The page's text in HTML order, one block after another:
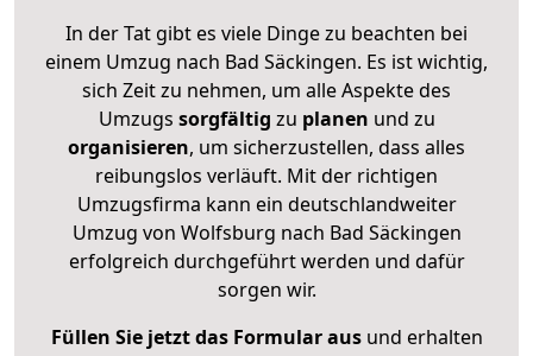
In der Tat gibt es viele Dinge zu beachten bei
einem Umzug nach Bad Säckingen. Es ist wichtig,
sich Zeit zu nehmen, um alle Aspekte des
Umzugs sorgfältig zu planen und zu
organisieren, um sicherzustellen, dass alles
reibungslos verläuft. Mit der richtigen
Umzugsfirma kann ein deutschlandweiter
Umzug von Wolfsburg nach Bad Säckingen
erfolgreich durchgeführt werden und dafür
sorgen wir.
Füllen Sie jetzt das Formular ausund erhalten